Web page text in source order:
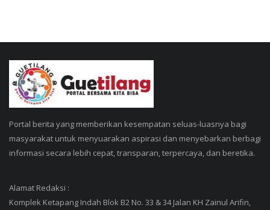
Portal berita yang memberikan kesempatan seluas-luasnya bagi
masyarakat untuk menyuarakan aspirasi dan menyebarkan berbagi
informasi secara lebih cepat, transparan, terpercaya, dan beretika.
Alamat Redaksi :
Komplek Ketapang Indah Blok B2 No. 33 & 34 Jalan KH Zainul Arifin,